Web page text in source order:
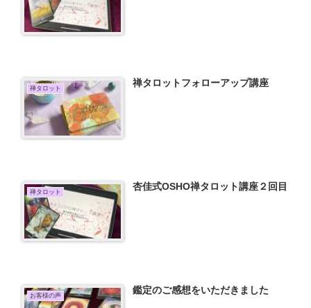
禅タロット 禅タロットフォローアップ講座
禅タロット 杏佳式OSHO禅タロット講座２回目
お客様の声 鑑定のご感想をいただきました